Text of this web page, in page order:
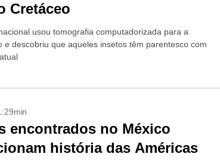
Cretáceo
usou tomografia computadorizada para a
e descobriu que aqueles insetos têm parentesco com
encontrados no México
história das Américas